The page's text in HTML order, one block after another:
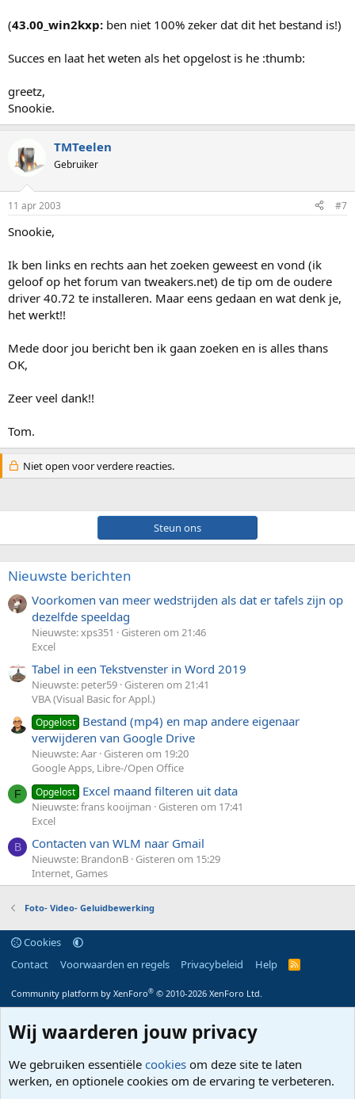
(43.00_win2kxp: ben niet 100% zeker dat dit het bestand is!)
Succes en laat het weten als het opgelost is he :thumb:
greetz,
Snookie.
TMTeelen
Gebruiker
11 apr 2003 #7
Snookie,
Ik ben links en rechts aan het zoeken geweest en vond (ik
geloof op het forum van tweakers.net) de tip om de oudere
driver 40.72 te installeren. Maar eens gedaan en wat denk je,
het werkt!!
Mede door jou bericht ben ik gaan zoeken en is alles thans
OK,
Zeer veel dank!!
Tom.
Niet open voor verdere reacties.
Steun ons
Nieuwste berichten
Voorkomen van meer wedstrijden als dat er tafels zijn op
dezelfde speeldag
Nieuwste: xps351
Gisteren om 21:46
Excel
Tabel in een Tekstvenster in Word 2019
Nieuwste: peter59 Gisteren om 21:41
VBA (Visual Basic for Appl.)
Opgelost Bestand (mp4) en map andere eigenaar
verwijderen van Google Drive
Nieuwste: Aar Gisteren om 19:20
Google Apps, Libre-/Open Office
F Opgelost Excel maand filteren uit data
Nieuwste: frans kooijman
Gisteren om 17:41
Excel
B Contacten van WLM naar Gmail
Nieuwste: BrandonB Gisteren om 15:29
Internet, Games
Foto- Video- Geluidbewerking
Cookies
Contact
Voorwaarden en regels Privacybeleid Help
R
Community platform by XenForo® © 2010-2026 XenForo Ltd.
Wij waarderen jouw privacy
We gebruiken essentiële cookies om deze site te laten
werken, en optionele cookies om de ervaring te verbeteren.